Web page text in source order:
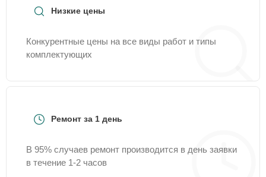
Низкие цены
Конкурентные цены на все виды работ и типы
комплектующих
Ремонт за 1 день
В 95% случаев ремонт производится в день заявки
в течение 1-2 часов